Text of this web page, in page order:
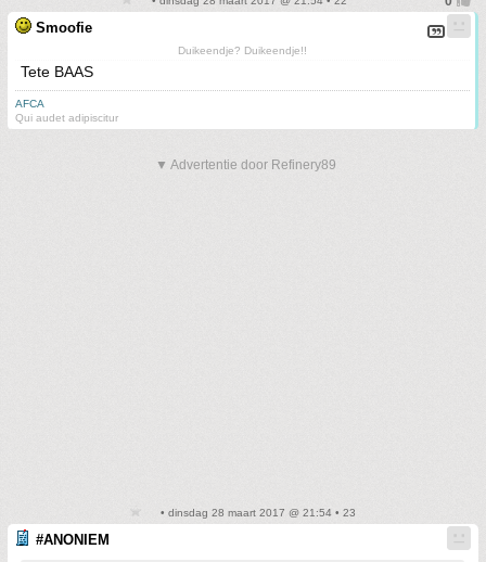
Smoofie
Duikeendje? Duikeendje!!
Tete BAAS
AFCA
Qui audet adipiscitur
▼ Advertentie door Refinery89
• dinsdag 28 maart 2017 @ 21:54 • 23
#ANONIEM